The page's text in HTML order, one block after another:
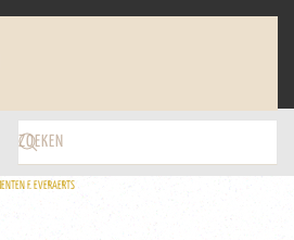
F. EVERAERTS